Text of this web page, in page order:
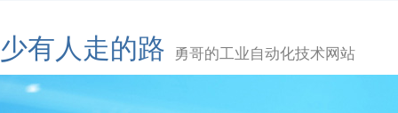
少有人走的路 勇哥的工业自动化技术网站